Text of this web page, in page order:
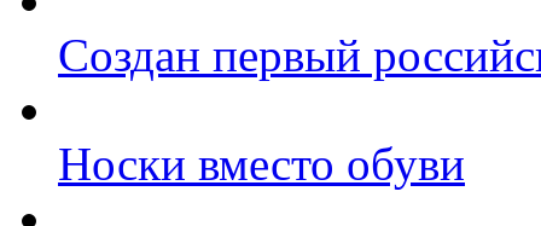
Создан первый
Носки вместо обуви